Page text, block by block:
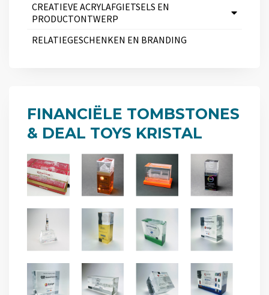
CREATIEVE ACRYLAFGIETSELS EN
PRODUCTONTWERP
RELATIEGESCHENKEN EN BRANDING
FINANCIËLE TOMBSTONES
& DEAL TOYS KRISTAL